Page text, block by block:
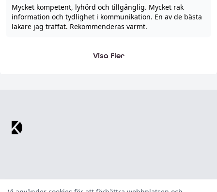
Mycket kompetent, lyhörd och tillgänglig. Mycket rak
information och tydlighet i kommunikation. En av de bästa
läkare jag träffat. Rekommenderas varmt.
Visa fler